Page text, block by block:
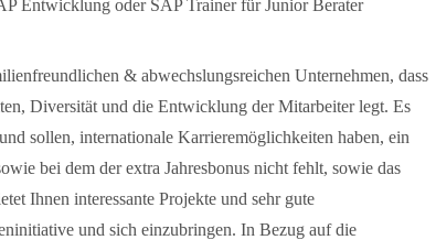
Entwicklung oder SAP Trainer für Junior Berater
& abwechslungsreichen Unternehmen, dass
Diversität und die Entwicklung der Mitarbeiter legt. Es
sollen, internationale Karrieremöglichkeiten haben, ein
bei dem der extra Jahresbonus nicht fehlt, sowie das
Ihnen interessante Projekte und sehr gute
und sich einzubringen. In Bezug auf die